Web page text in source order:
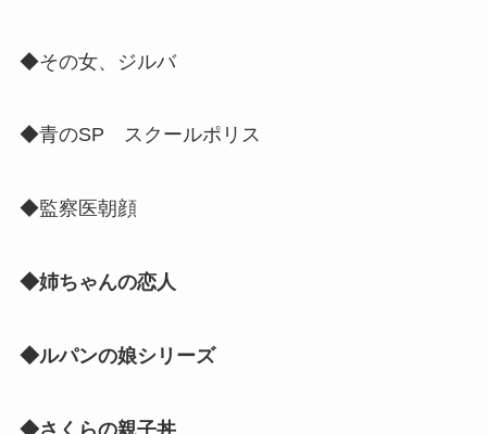
◆その女、ジルバ
◆青のSP スクールポリス
◆監察医朝顔
◆姉ちゃんの恋人
◆ルパンの娘シリーズ
◆さくらの親子丼